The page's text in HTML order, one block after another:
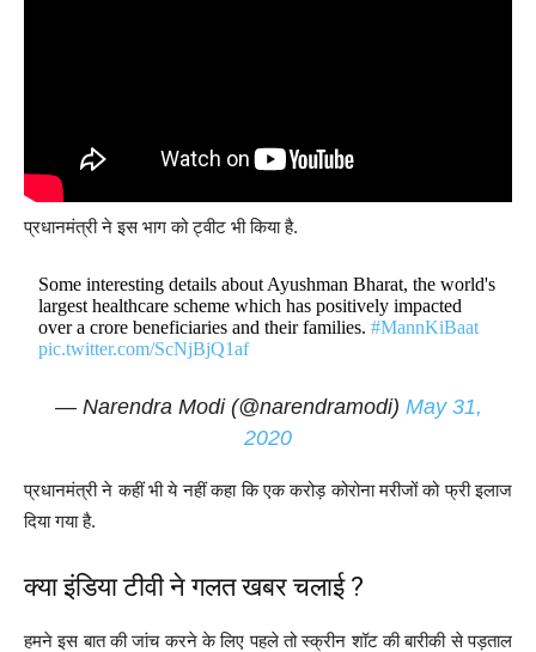
प्रधानमंत्री ने इस भाग को ट्वीट भी किया है.
Some interesting details about Ayushman Bharat, the world's
largest healthcare scheme which has positively impacted
over a crore beneficiaries and their families.#MannKiBaat
pic.twitter.com/ScNjBjQ1af
— Narendra Modi (@narendramodi) May 31,
2020
प्रधानमंत्री ने कहीं भी ये नहीं कहा कि एक करोड़ कोरोना मरीजों को फ्री इलाज
दिया गया है.
क्या इंडिया टीवी ने गलत खबर चलाई ?
हमने इस बात की जांच करने के लिए पहले तो स्क्रीन शॉट की बारीकी से पड़ताल